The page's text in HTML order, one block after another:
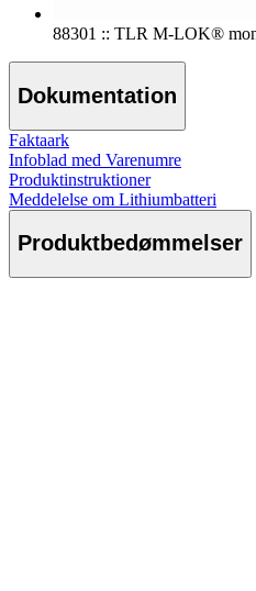
88301 :: TLR M-LOK®
Dokumentation
Faktaark
Infoblad med Varenumre
Produktinstruktioner
Meddelelse om Lithiumbatteri
Produktbedømmelser